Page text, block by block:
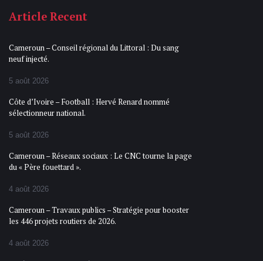
Article Recent
Cameroun – Conseil régional du Littoral : Du sang
neuf injecté.
5 août 2026
Côte d’Ivoire – Football : Hervé Renard nommé
sélectionneur national.
5 août 2026
Cameroun – Réseaux sociaux : Le CNC tourne la page
du « Père fouettard ».
4 août 2026
Cameroun – Travaux publics – Stratégie pour booster
les 446 projets routiers de 2026.
4 août 2026